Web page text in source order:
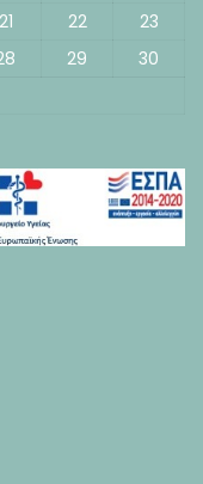
21 22
23
29
30